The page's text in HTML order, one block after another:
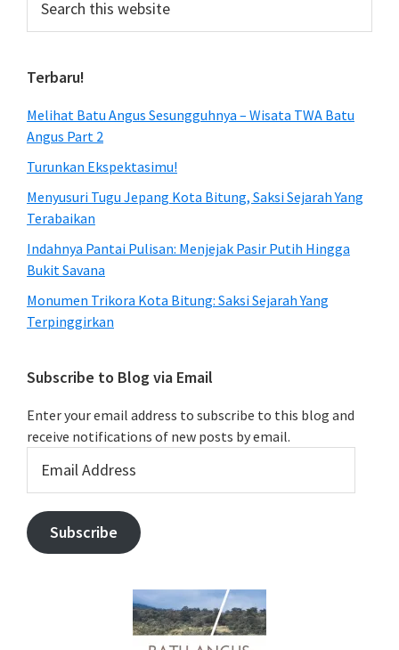
this
Terbaru!
Melihat Batu Angus Sesungguhnya – Wisata TWA Batu
Angus Part 2
Turunkan Ekspektasimu!
Menyusuri Tugu Jepang Kota Bitung, Saksi Sejarah Yang
Terabaikan
Indahnya Pantai Pulisan: Menjejak Pasir Putih Hingga
Bukit Savana
Monumen Trikora Kota Bitung: Saksi Sejarah Yang
Terpinggirkan
Subscribe to Blog via Email
Enter your email address to subscribe to this blog and
receive notifications of new posts by email.
Address
Subscribe